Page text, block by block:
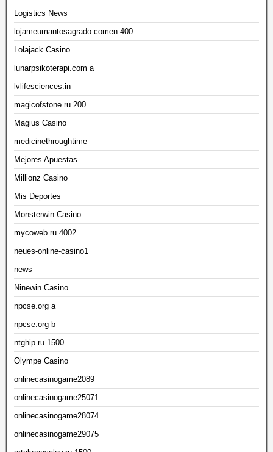
Logistics News
lojameumantosagrado.comen 400
Lolajack Casino
lunarpsikoterapi.com a
lvlifesciences.in
magicofstone.ru 200
Magius Casino
medicinethroughtime
Mejores Apuestas
Millionz Casino
Mis Deportes
Monsterwin Casino
mycoweb.ru 4002
neues-online-casino1
news
Ninewin Casino
npcse.org a
npcse.org b
ntghip.ru 1500
Olympe Casino
onlinecasinogame2089
onlinecasinogame25071
onlinecasinogame28074
onlinecasinogame29075